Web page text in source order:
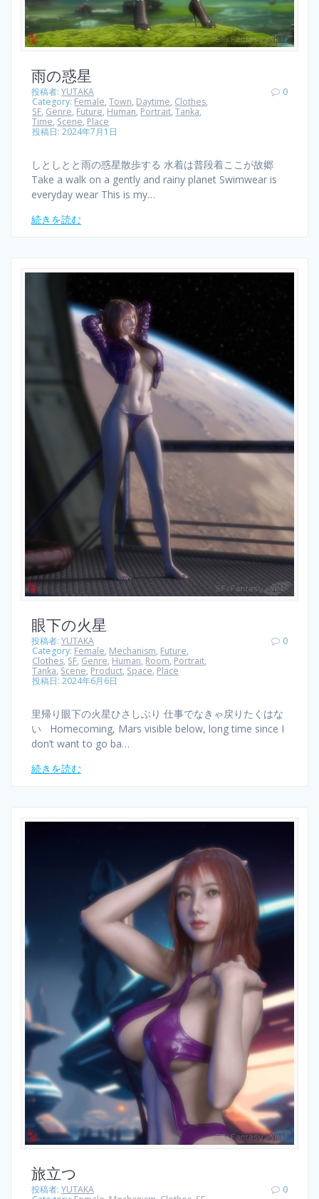
雨の惑星
投稿者: YUTAKA
Category: Female,Town, Daytime, Clothes,
SF, Genre, Future, Human, Portrait,Tanka,
Time, Scene, Place
投稿日: 2024年7月1日
0
しとしとと雨の惑星散歩する 水着は普段着ここが故郷
Take a walk on a gently and rainy planet Swimwear is
everyday wear This is my…
続きを読む
眼下の火星
投稿者: YUTAKA
Category: Female, Mechanism, Future,
Clothes, SF, Genre, Human, Room, Portrait,
Tanka, Scene, Product, Space, Place
投稿日: 2024年6月6日
0
里帰り眼下の火星ひさしぶり 仕事でなきゃ戻りたくはな
い Homecoming, Mars visible below, long time since I
don’t want to go ba…
続きを読む
旅立つ
投稿者: YUTAKA
0